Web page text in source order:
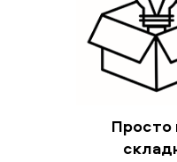
Просто